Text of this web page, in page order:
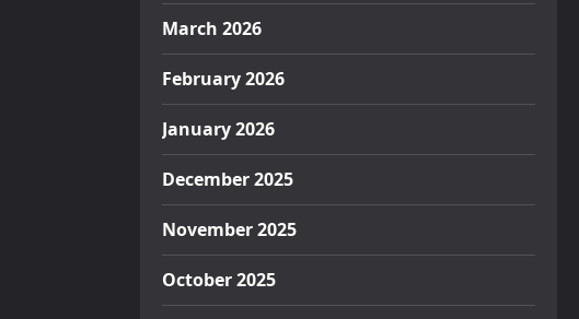
March 2026
February 2026
January 2026
December 2025
November 2025
October 2025